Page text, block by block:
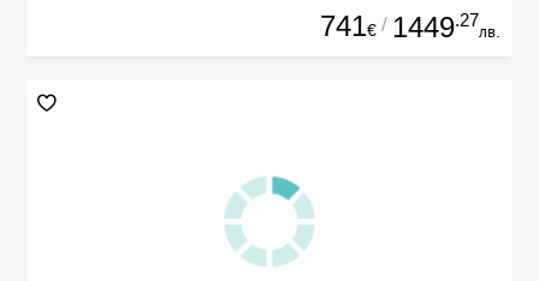
741€ / 1449.27
лв.